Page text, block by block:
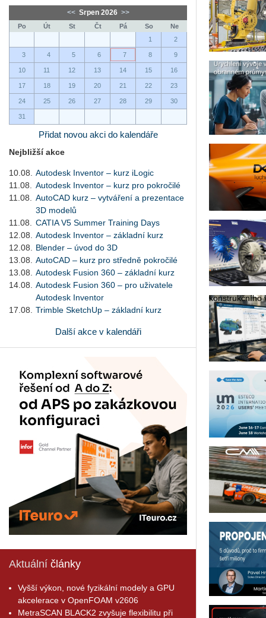
<< Srpen 2026 >>
Po Út St Čt Pá So
Ne
1
2
3 4 5 6 7 8 9
10 11 12 13 14 15 16
17 18 19 20 21 22 23
24 25 26 27 28 29 30
31
Přidat novou akci do kalendáře
Nejbližší akce
10.08.
Autodesk Inventor – kurz iLogic
11.08.
Autodesk Inventor – kurz pro pokročilé
11.08.
AutoCAD kurz – vytváření a prezentace
3D modelů
11.08.
CATIA V5 Summer Training Days
12.08.
Autodesk Inventor – základní kurz
12.08.
Blender – úvod do 3D
13.08.
AutoCAD – kurz pro středně pokročilé
13.08.
Autodesk Fusion 360 – základní kurz
14.08.
Autodesk Fusion 360 – pro uživatele
Autodesk Inventor
17.08.
Trimble SketchUp – základní kurz
Další akce v kalendáři
Aktuální články
Vyšší výkon, nové fyzikální modely a GPU
akcelerace v OpenFOAM v2606
MetraSCAN BLACK2 zvyšuje flexibilitu při
kon­strukč­ní­ho